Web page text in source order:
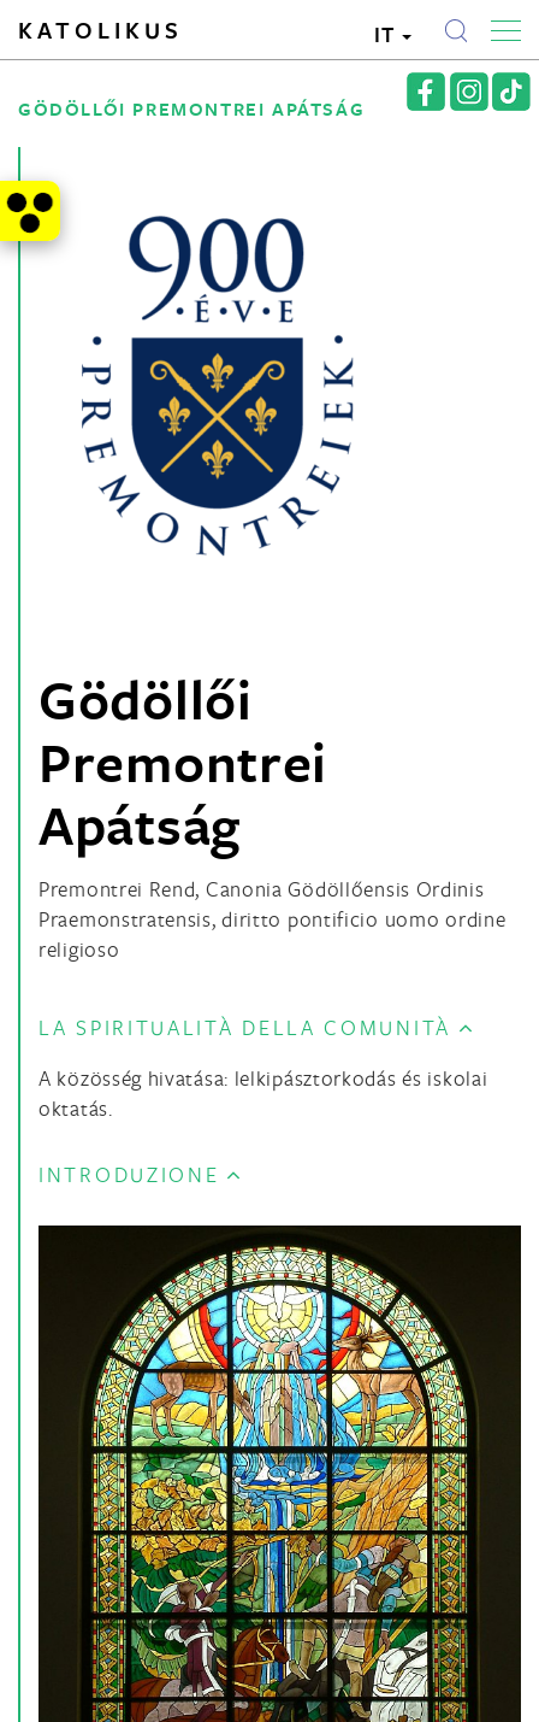
KATOLIKUS IT
GÖDÖLLŐI PREMONTREI APÁTSÁG
Gödöllői
Premontrei
Apátság
Premontrei Rend, Canonia Gödöllőensis Ordinis
Praemonstratensis, diritto pontificio uomo ordine
religioso
LA SPIRITUALITÀ DELLA COMUNITÀ
A közösség hivatása: lelkipásztorkodás és iskolai
oktatás.
INTRODUZIONE